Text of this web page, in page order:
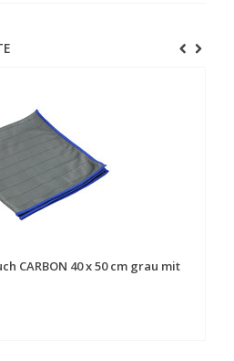
CARBON 40 x 50 cm grau mit